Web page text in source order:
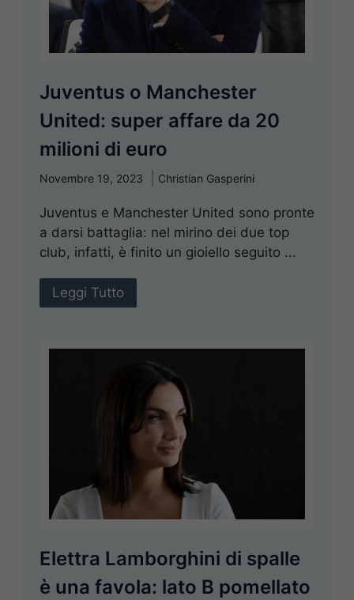
Juventus o Manchester
United: super affare da 20
milioni di euro
Novembre 19, 2023 Christian Gasperini
Juventus e Manchester United sono pronte
a darsi battaglia: nel mirino dei due top
club, infatti, è finito un gioiello seguito ...
Leggi Tutto
Elettra Lamborghini di spalle
è una favola: lato B pomellato